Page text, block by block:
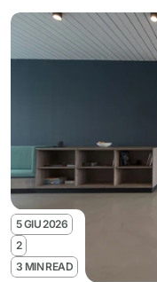
5 GIU 2026
2
3 MIN READ